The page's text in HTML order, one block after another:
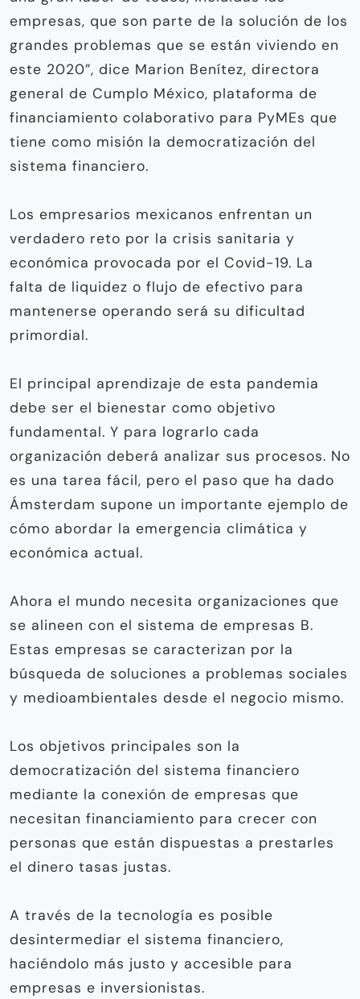
empresas, que son parte de la solución de los
grandes problemas que se están viviendo en
este 2020”, dice Marion Benítez, directora
general de Cumplo México, plataforma de
financiamiento colaborativo para PyMEs que
tiene como misión la democratización del
sistema financiero.
Los empresarios mexicanos enfrentan un
verdadero reto por la crisis sanitaria y
económica provocada por el Covid-19. La
falta de liquidez o flujo de efectivo para
mantenerse operando será su dificultad
primordial.
El principal aprendizaje de esta pandemia
debe ser el bienestar como objetivo
fundamental. Y para lograrlo cada
organización deberá analizar sus procesos. No
es una tarea fácil, pero el paso que ha dado
Ámsterdam supone un importante ejemplo de
cómo abordar la emergencia climática y
económica actual.
Ahora el mundo necesita organizaciones que
se alineen con el sistema de empresas B.
Estas empresas se caracterizan por la
búsqueda de soluciones a problemas sociales
y medioambientales desde el negocio mismo.
Los objetivos principales son la
democratización del sistema financiero
mediante la conexión de empresas que
necesitan financiamiento para crecer con
personas que están dispuestas a prestarles
el dinero tasas justas.
A través de la tecnología es posible
desintermediar el sistema financiero,
haciéndolo más justo y accesible para
empresas e inversionistas.